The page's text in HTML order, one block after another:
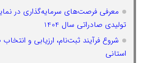
معرفی فرصت‌های سرمایه‌گذاری در
تولیدی صادراتی سال 1404
شروع فرآیند ثبت‌نام، ارزیابی و انتخاب
استانی